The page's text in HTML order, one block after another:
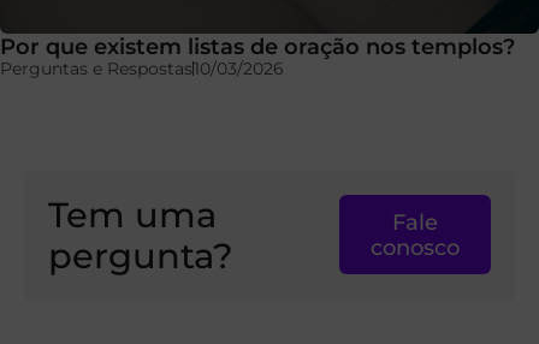
Por que existem listas de oração nos templos?
Perguntas e Respostas10/03/2026
Tem uma
pergunta?
Fale
conosco